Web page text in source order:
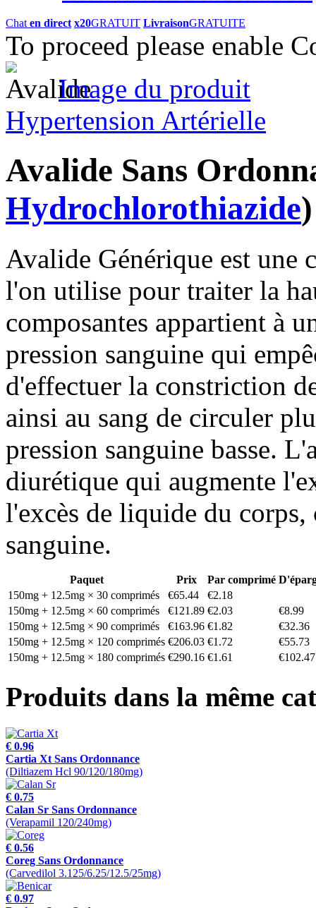
Chat en direct x20GRATUIT LivraisonGRATUITE
To proceed please enable
Image du produit
Hypertension Artérielle
Avalide Sans
Hydrochlorothiazide)
Avalide Générique est une
l'on utilise pour traiter la
composantes appartient à
pression sanguine qui
d'effectuer la constriction
ainsi au sang de circuler
pression sanguine basse.
diurétique qui augmente
l'excès de liquide du
sanguine.
Paquet Prix Par comprimé
150mg + 12.5mg × 30 comprimés
€65.44
€2.18
150mg + 12.5mg × 60 comprimés
€121.89 €2.03
€8.99
150mg + 12.5mg × 90 comprimés
€163.96 €1.82
€32.36
150mg + 12.5mg × 120 comprimés €206.03 €1.72
€55.73
150mg + 12.5mg × 180 comprimés €290.16 €1.61 €102.47
Produits dans la même
€ 0.96
Cartia Xt Sans Ordonnance
(Diltiazem Hcl 90/120/180mg)
€ 0.75
Calan Sr Sans Ordonnance
(Verapamil 120/240mg)
€ 0.56
Coreg Sans Ordonnance
(Carvedilol 3.125/6.25/12.5/25mg)
€ 0.97